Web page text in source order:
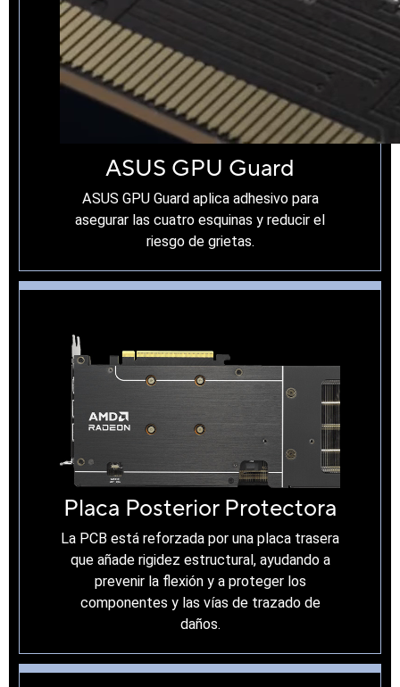
ASUS GPU Guard
ASUS GPU Guard aplica adhesivo para
asegurar las cuatro esquinas y reducir el
riesgo de grietas.
Placa Posterior Protectora
La PCB está reforzada por una placa trasera
que añade rigidez estructural, ayudando a
prevenir la flexión y a proteger los
componentes y las vías de trazado de
daños.